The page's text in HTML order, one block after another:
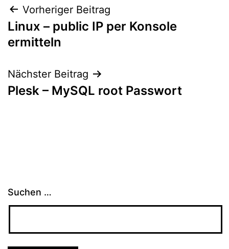
Beitragsnavigation
Vorheriger Beitrag
Linux – public IP per Konsole
ermitteln
Nächster Beitrag
Plesk – MySQL root Passwort
Suchen …